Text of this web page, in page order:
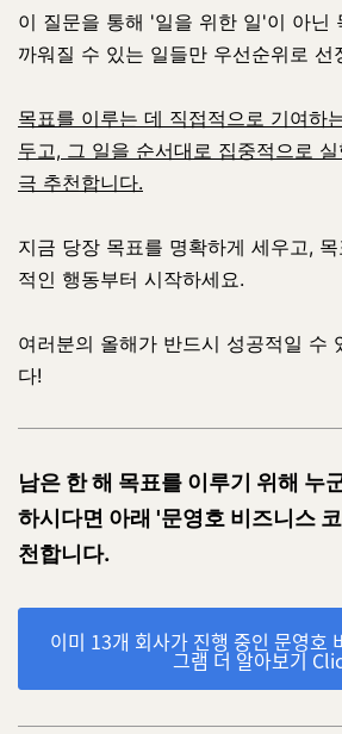
이 질문을 통해 '일을 위한 일'이 아닌
까워질 수 있는 일들만 우선순위로 선
목표를 이루는 데 직접적으로 기여하
두고, 그 일을 순서대로 집중적으로
극 추천합니다.
지금 당장 목표를 명확하게 세우고,
적인 행동부터 시작하세요.
여러분의 올해가 반드시 성공적일 수
다!
남은 한 해 목표를 이루기 위해 누
하시다면 아래 '문영호 비즈니스
천합니다.
이미 13개 회사가 진행 중인 문영호
그램 더 알아보기